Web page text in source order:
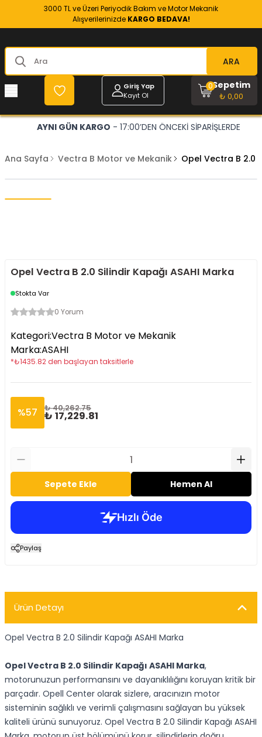
3000 TL ve Üzeri Periyodik Bakım ve Motor Mekanik
Alışverilerinizde KARGO BEDAVA!
ARA
Giriş Yap
Kayıt Ol
Sepetim
₺ 0,00
0
AYNI GÜN KARGO - 17:00’DEN ÖNCEKİ SİPARİŞLERDE
Ana Sayfa Vectra B Motor ve Mekanik Opel Vectra B 2.0
Opel Vectra B 2.0 Silindir Kapağı ASAHI Marka
Stokta Var
0 Yorum
Kategori:Vectra B Motor ve Mekanik
Marka:ASAHI
*₺1435.82 den başlayan taksitlerle
%57 ₺ 40,262.75
₺ 17,229.81
Sepete Ekle Hemen Al
Paylaş
Ürün Detayı
Opel Vectra B 2.0 Silindir Kapağı ASAHI Marka
Opel Vectra B 2.0 Silindir Kapağı ASAHI Marka,
motorunuzun performansını ve dayanıklılığını koruyan kritik bir
parçadır. Opell Center olarak sizlere, aracınızın motor
sisteminin sağlıklı ve verimli çalışmasını sağlayan bu yüksek
kaliteli ürünü sunuyoruz. Opel Vectra B 2.0 Silindir Kapağı ASAHI